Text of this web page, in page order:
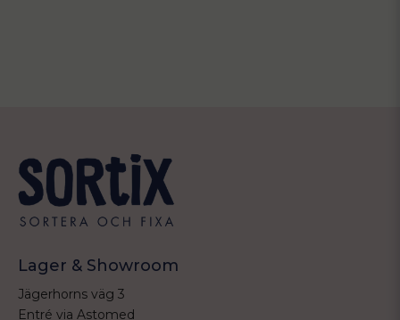
Lager & Showroom
Jägerhorns väg 3
Entré via Astomed